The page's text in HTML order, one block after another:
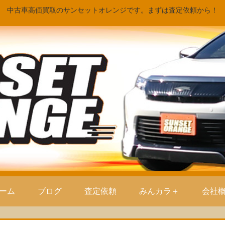
中古車高価買取のサンセットオレンジです。まずは査定依頼から！
ム ブログ 査定依頼 みんカラ＋ 会社